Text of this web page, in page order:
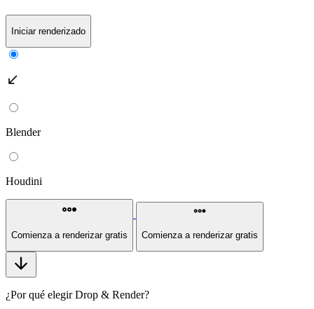
Iniciar renderizado
south_west
Blender
Houdini
steppers
Comienza a renderizar gratis
steppers
Comienza a renderizar gratis
arrow_downward
¿Por qué elegir Drop & Render?